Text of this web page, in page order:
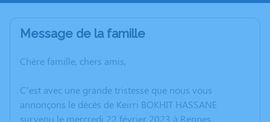
Message de la famille
Chère famille, chers amis,
C’est avec une grande tristesse que nous vous
annonçons le décès de Keirri BOKHIT HASSANE
survenu le mercredi 22 février 2023 à Rennes.